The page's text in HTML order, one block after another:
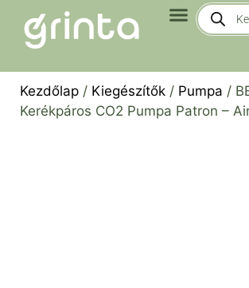
Kezdőlap / Kiegészítők / Pumpa /
Kerékpáros CO2 Pumpa Patron –